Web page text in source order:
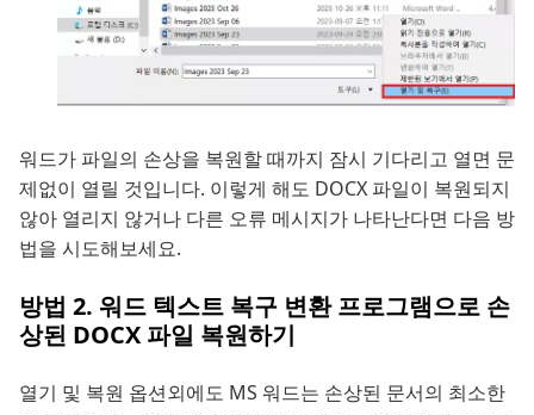
워드가 파일의 손상을 복원할 때까지 잠시 기다리고 열면 문
제없이 열릴 것입니다. 이렇게 해도 DOCX 파일이 복원되지
않아 열리지 않거나 다른 오류 메시지가 나타난다면 다음 방
법을 시도해보세요.
방법 2. 워드 텍스트 복구 변환 프로그램으로 손
상된 DOCX 파일 복원하기
열기 및 복원 옵션외에도 MS 워드는 손상된 문서의 최소한